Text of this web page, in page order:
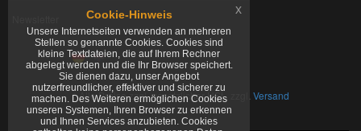
Cookie-Hinweis
Unsere Internetseiten verwenden an mehreren
Stellen so genannte Cookies. Cookies sind
kleine Textdateien, die auf Ihrem Rechner
abgelegt werden und die Ihr Browser speichert.
Sie dienen dazu, unser Angebot
nutzerfreundlicher, effektiver und sicherer zu
machen. Des Weiteren ermöglichen Cookies
unseren Systemen, Ihren Browser zu erkennen
und Ihnen Services anzubieten. Cookies
x
*Alle Preise zzgl. gesetzlicher USt., zzgl. Versand